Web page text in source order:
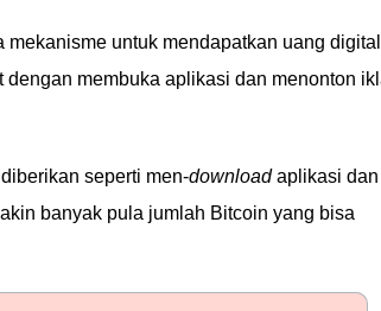
untuk mendapatkan uang
membuka aplikasi dan menonton
seperti men-downloadaplikasi dan
banyak pula jumlah Bitcoin yang bisa